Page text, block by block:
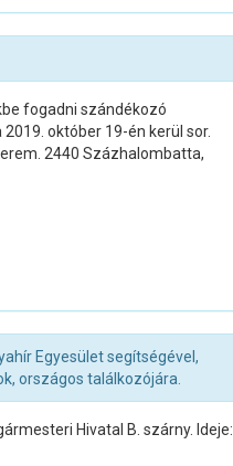
fogadni szándékozó
október 19-én kerül sor.
2440 Százhalombatta,
Egyesület segítségével,
országos találkozójára.
Hivatal B. szárny. Ideje: